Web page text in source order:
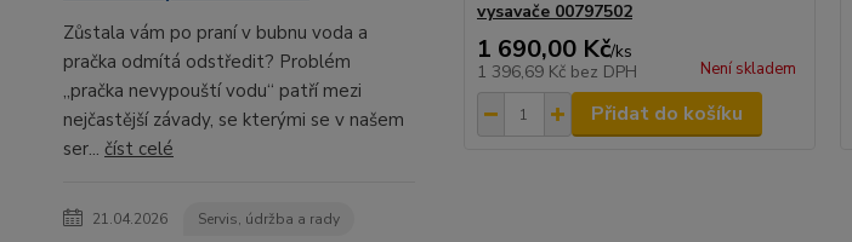
Zůstala vám po praní v bubnu voda a
pračka odmítá odstředit? Problém
„pračka nevypouští vodu“ patří mezi
nejčastější závady, se kterými se v našem
ser... číst celé
21.04.2026 Servis, údržba a rady
vysavače 00797502
1 690,00 Kč/ks
1 396,69 Kč bez DPH Není skladem
Přidat do košíku